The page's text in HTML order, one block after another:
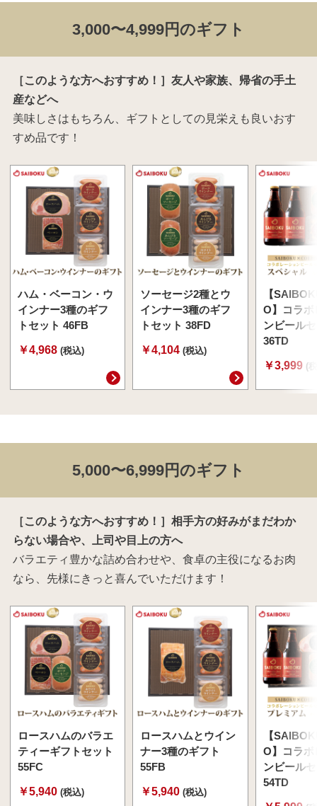
3,000〜4,999円のギフト
［このような方へおすすめ！］友人や家族、帰省の手土
産などへ
美味しさはもちろん、ギフトとしての見栄えも良いおす
すめ品です！
ハム・ベーコン・ウ
インナー3種のギフ
トセット 46FB
￥4,968 (税込)
ソーセージ2種とウ
インナー3種のギフ
トセット 38FD
￥4,104 (税込)
【
O】コラボ
ンビール
36TD
￥3,999 (
5,000〜6,999円のギフト
［このような方へおすすめ！］相手方の好みがまだわか
らない場合や、上司や目上の方へ
バラエティ豊かな詰め合わせや、食卓の主役になるお肉
なら、先様にきっと喜んでいただけます！
ロースハムのバラエ
ティーギフトセット
55FC
￥5,940 (税込)
ロースハムとウイン
ナー3種のギフト
55FB
￥5,940 (税込)
【
O】コラボ
ンビール
54TD